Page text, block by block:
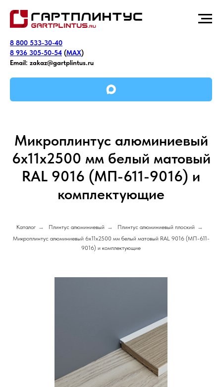
8 800 533-30-40
8 936 305-50-54 (MAX)
Email: zakaz@gartplintus.ru
Микроплинтус алюминиевый
6х11х2500 мм белый матовый
RAL 9016 (МП-611-9016) и
комплектующие
Каталог → Плинтус алюминиевый → Плинтус алюминиевый плоский →
Микроплинтус алюминиевый 6х11х2500 мм белый матовый RAL 9016 (МП-611-
9016) и комплектующие